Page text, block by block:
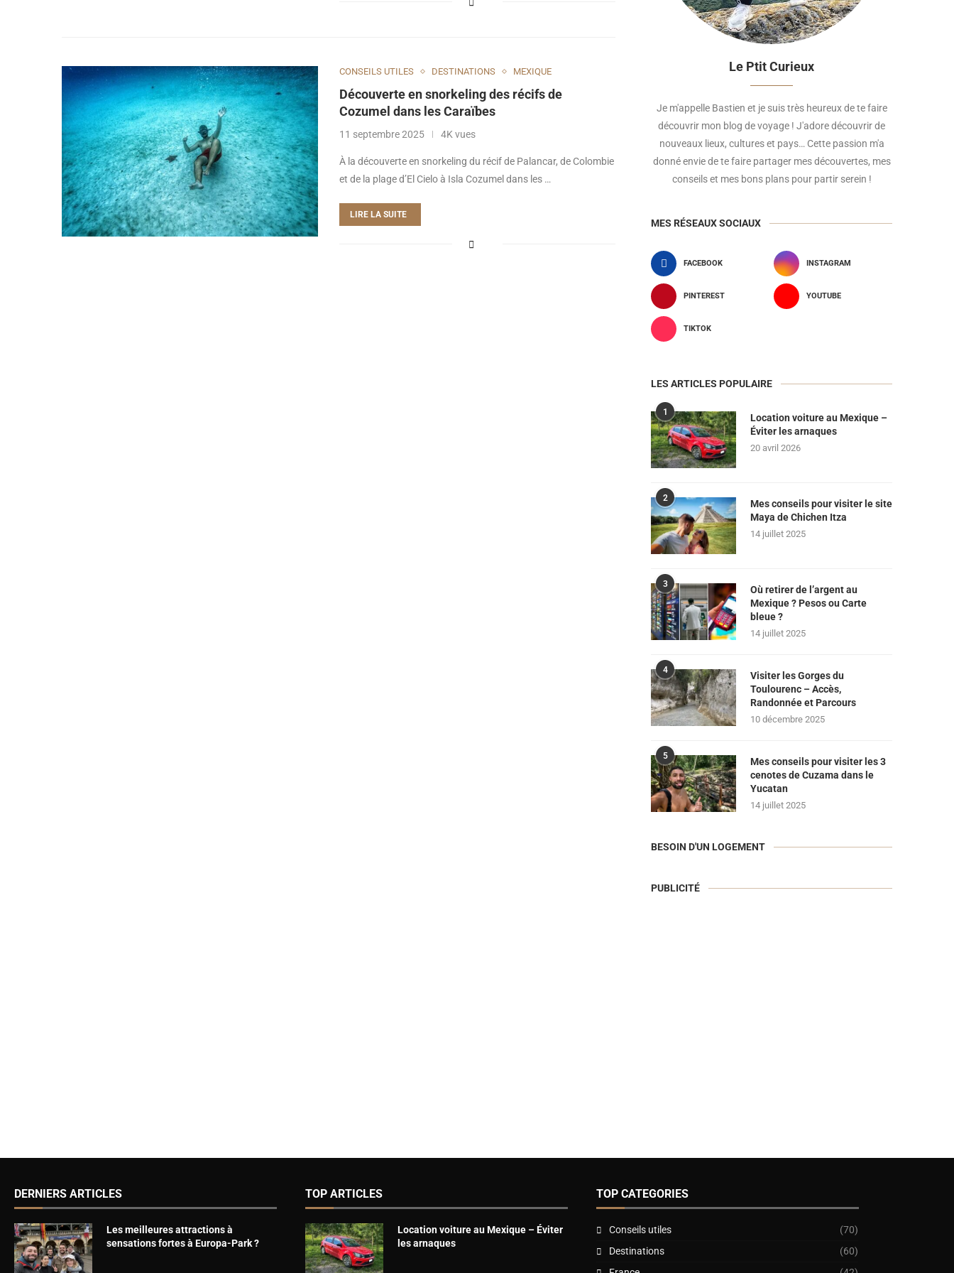
CONSEILS UTILES DESTINATIONS MEXIQUE
Découverte en snorkeling des récifs de
Cozumel dans les Caraïbes
11 septembre 2025 4K vues
À la découverte en snorkeling du récif de Palancar, de Colombie
et de la plage d’El Cielo à Isla Cozumel dans les …
LIRE LA SUITE
Le Ptit Curieux
Je m'appelle Bastien et je suis très heureux de te faire
découvrir mon blog de voyage ! J'adore découvrir de
nouveaux lieux, cultures et pays… Cette passion m'a
donné envie de te faire partager mes découvertes, mes
conseils et mes bons plans pour partir serein !
MES RÉSEAUX SOCIAUX
FACEBOOK INSTAGRAM
PINTEREST YOUTUBE
TIKTOK
LES ARTICLES POPULAIRE
1
Location voiture au Mexique –
Éviter les arnaques
20 avril 2026
2
Mes conseils pour visiter le site
Maya de Chichen Itza
14 juillet 2025
3
Où retirer de l’argent au
Mexique ? Pesos ou Carte
bleue ?
14 juillet 2025
4
Visiter les Gorges du
Toulourenc – Accès,
Randonnée et Parcours
10 décembre 2025
5
Mes conseils pour visiter les 3
cenotes de Cuzama dans le
Yucatan
14 juillet 2025
BESOIN D'UN LOGEMENT
PUBLICITÉ
DERNIERS ARTICLES
Les meilleures attractions à
sensations fortes à Europa-Park ?
TOP ARTICLES
Location voiture au Mexique – Éviter
les arnaques
TOP CATEGORIES
Conseils utiles
(70)
Destinations
(60)